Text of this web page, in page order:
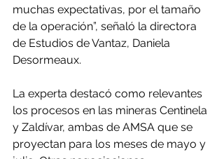
muchas expectativas, por el tamaño
de la operación”, señaló la directora
de Estudios de Vantaz, Daniela
Desormeaux.
La experta destacó como relevantes
los procesos en las mineras Centinela
y Zaldívar, ambas de AMSA que se
proyectan para los meses de mayo y